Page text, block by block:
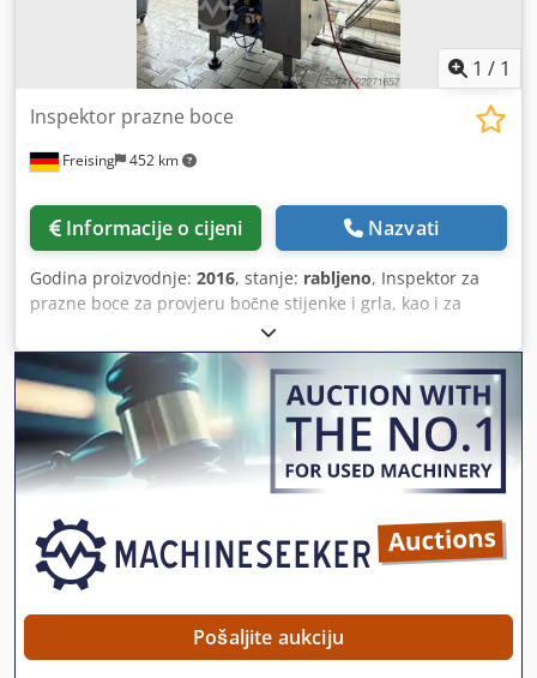
1 / 1
Freising 452 km
Inspektor prazne boce
Informacije o cijeni Nazvati
Godina proizvodnje: 2016, stanje: rabljeno, Inspektor za
prazne boce za provjeru bočne stijenke i grla, kao i za
provjeru prisutnosti ostataka lužine i metalnih stranih
tijela. Stroj (dodatna oprema): provjera staklenih boca prije
punjenja pića. Kapacitet linije za punjenje: 44.000
boca/sat, kapacitet punilice. Dedpfx Akezizzloksck
Dimenzije: 0,5 l NRW boce. Materijal: kućište od
nehrđajućeg čelika. Položaj: u stojećem kućištu, na
postolju. Oprema: transport boce, kućište, upravljačka
Pošaljite aukciju